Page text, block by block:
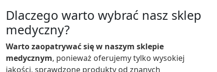
Dlaczego warto wybrać nasz sklep
medyczny?
Warto zaopatrywać się w naszym sklepie
medycznym, ponieważ oferujemy tylko wysokiej
jakości, sprawdzone produkty od znanych